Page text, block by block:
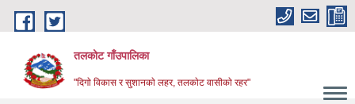
Skip to main content
तलकोट गाँउपालिका
"दिगाे विकास र सुशानकाे लहर, तलकाेट वासीकाे रहर"